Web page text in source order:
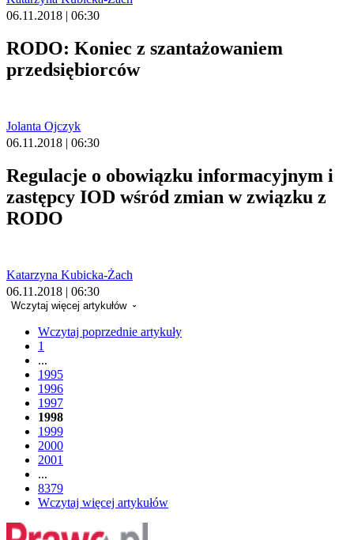
06.11.2018 | 06:30
RODO: Koniec z szantażowaniem
przedsiębiorców
Jolanta Ojczyk
06.11.2018 | 06:30
Regulacje o obowiązku informacyjnym i
zastępcy IOD wśród zmian w związku z
RODO
Katarzyna Kubicka-Żach
06.11.2018 | 06:30
Wczytaj więcej artykułów
Wczytaj poprzednie artykuły
1
...
1995
1996
1997
1998
1999
2000
2001
...
8379
Wczytaj więcej artykułów